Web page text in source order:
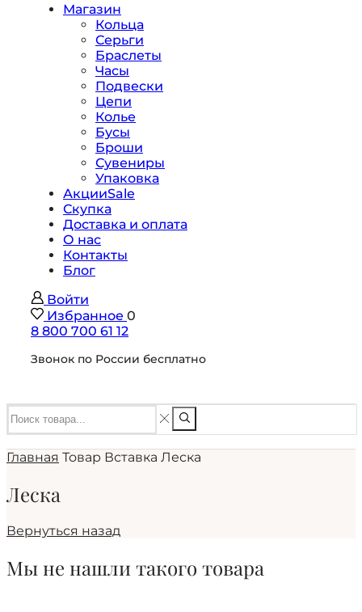
Магазин
Кольца
Серьги
Браслеты
Часы
Подвески
Цепи
Колье
Бусы
Броши
Сувениры
Упаковка
АкцииSale
Скупка
Доставка и оплата
О нас
Контакты
Блог
Войти
Избранное 0
8 800 700 61 12
Звонок по России бесплатно
Главная Товар Вставка Леска
Леска
Вернуться назад
Мы не нашли такого товара